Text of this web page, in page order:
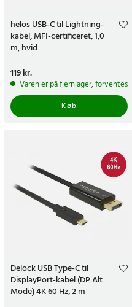
helos USB-C til Lightning-
kabel, MFI-certificeret, 1,0
m, hvid
Pris:119 kr.
119 kr.
Varen er på fjernlager,
Køb
Delock USB Type-C til
DisplayPort-kabel (DP Alt
Mode) 4K 60 Hz, 2 m